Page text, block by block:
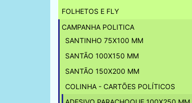
FOLHETOS E FLY
CAMPANHA POLITICA
SANTINHO 75X100 MM
SANTÃO 100X150 MM
SANTÃO 150X200 MM
COLINHA - CARTÕES POLÍTICOS